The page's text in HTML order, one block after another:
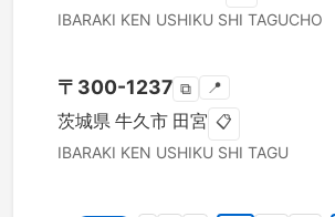
IBARAKI KEN USHIKU SHI TAGUCHO
〒 300-1237 ⧉ 📍
茨城県 牛久市 田宮 📋
IBARAKI KEN USHIKU SHI TAGU